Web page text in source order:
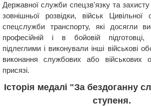
Державної служби спецзв'язку та
зовнішньої розвідки, військ
спецслужби транспорту, які досягли
професійній і в бойовій
підлеглими і виконували інші військові
виконання службових або військових
присязі.
Історія медалі "За бездоганну
ступеня.